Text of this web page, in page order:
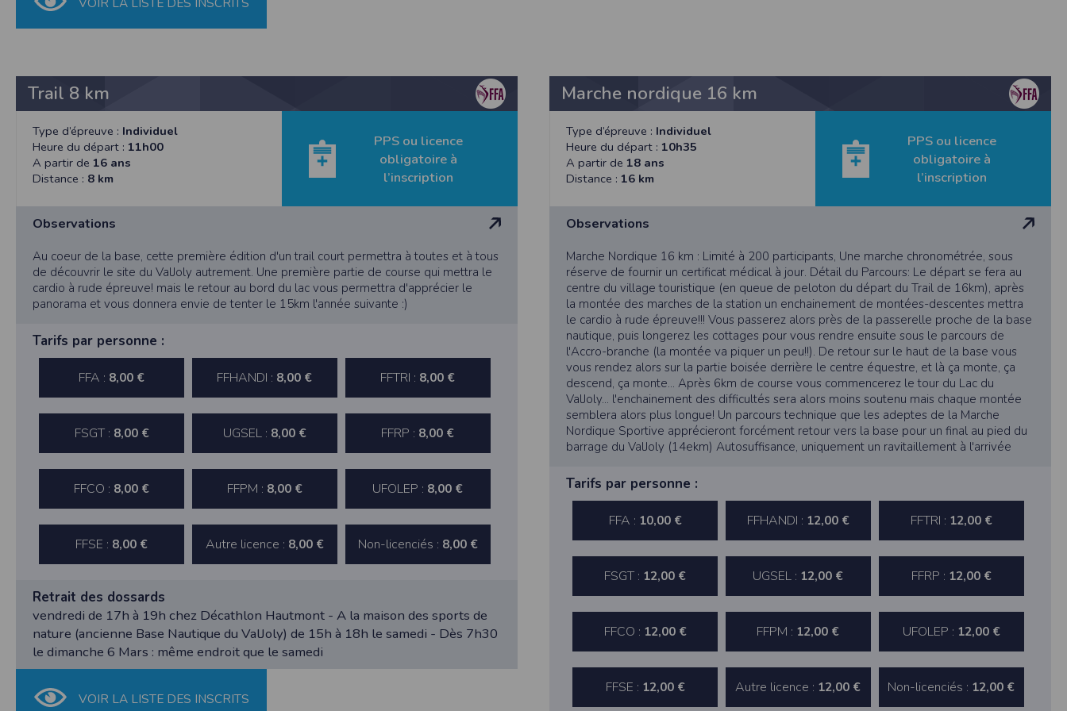
Trail 8 km
Type d’épreuve : Individuel
Heure du départ : 11h00
A partir de 16 ans
Distance : 8 km
PPS ou licence
obligatoire à
l’inscription
Observations
Au coeur de la base, cette première édition d'un trail court permettra à toutes et à tous
de découvrir le site du ValJoly autrement. Une première partie de course qui mettra le
cardio à rude épreuve! mais le retour au bord du lac vous permettra d'apprécier le
panorama et vous donnera envie de tenter le 15km l'année suivante :)
Tarifs par personne :
FFA : 8,00 € FFHANDI : 8,00 € FFTRI : 8,00 €
FSGT : 8,00 € UGSEL : 8,00 € FFRP : 8,00 €
FFCO : 8,00 € FFPM : 8,00 € UFOLEP : 8,00 €
FFSE : 8,00 € Autre licence : 8,00 € Non-licenciés : 8,00 €
Retrait des dossards
vendredi de 17h à 19h chez Décathlon Hautmont - A la maison des sports de
nature (ancienne Base Nautique du ValJoly) de 15h à 18h le samedi - Dès 7h30
le dimanche 6 Mars : même endroit que le samedi
VOIR LA LISTE DES INSCRITS
Marche nordique 16 km
Type d’épreuve : Individuel
Heure du départ : 10h35
A partir de 18 ans
Distance : 16 km
PPS ou licence
obligatoire à
l’inscription
Observations
Marche Nordique 16 km : Limité à 200 participants, Une marche chronométrée, sous
réserve de fournir un certificat médical à jour. Détail du Parcours: Le départ se fera au
centre du village touristique (en queue de peloton du départ du Trail de 16km), après
la montée des marches de la station un enchainement de montées-descentes mettra
le cardio à rude épreuve!!! Vous passerez alors près de la passerelle proche de la base
nautique, puis longerez les cottages pour vous rendre ensuite sous le parcours de
l'Accro-branche (la montée va piquer un peu!!). De retour sur le haut de la base vous
vous rendez alors sur la partie boisée derrière le centre équestre, et là ça monte, ça
descend, ça monte... Après 6km de course vous commencerez le tour du Lac du
ValJoly... l'enchainement des difficultés sera alors moins soutenu mais chaque montée
semblera alors plus longue! Un parcours technique que les adeptes de la Marche
Nordique Sportive apprécieront forcément retour vers la base pour un final au pied du
barrage du ValJoly (14ekm) Autosuffisance, uniquement un ravitaillement à l'arrivée
Tarifs par personne :
FFA : 10,00 € FFHANDI : 12,00 € FFTRI : 12,00 €
FSGT : 12,00 € UGSEL : 12,00 € FFRP : 12,00 €
FFCO : 12,00 € FFPM : 12,00 € UFOLEP : 12,00 €
FFSE : 12,00 € Autre licence : 12,00 € Non-licenciés : 12,00 €
SAS TIMEPULSE
2155789
Conformément à la loi « informatique et libertés » du 6 janvier 1978 modifiée, vous disposez d’un droit d’accès et de rectification aux informations qui vous
concernent.
Vous pouvez accèder aux informations vous concernanten nous contactant ici
.Vous pouvez également, pour des motifs légitimes, vous opposer au traitement des
POLITIQUE DE CONFIDENTIALITÉ DE L'APPLICATION TIMEPULSE
Nous collectons et traitons les informations de localisation lorsque vous vous inscrivez et utilisez les services. Conformément à notre politique de confidentialité,
nous ne suivons pas la localisation de votre appareil lorsque vous n'utilisez pas l'application, mais afin de fournir des services de synchronisation de base, il est
nécessaire de suivre la localisation de votre appareil lorsque vous utilisez l'application. Si vous souhaitez mettre fin au suivi de la localisation de votre appareil,
vous pouvez le faire à tout moment en ajustant les paramètres de votre appareil.
Partage d'informations entre utilisateurs.
Cette application nécessite des autorisations pour l'appareil photo si l'utilisateur souhaite télécharger une photo dans la galerie. Nous recueillons des
informations à partir des photos que vous partagez.
Informations sur le paiement
Aucun paiement n'étant effectué dans l'application, aucune information sur vos cartes de crédit ou de débit ne sera collectée.
Traduction in English :
This app requires camera permissions if the user is interested in uploading a photo to the gallery. We collect information from the photos you share. This app
No payment is made within the app, so no information about your credit or debit cards will be collected.